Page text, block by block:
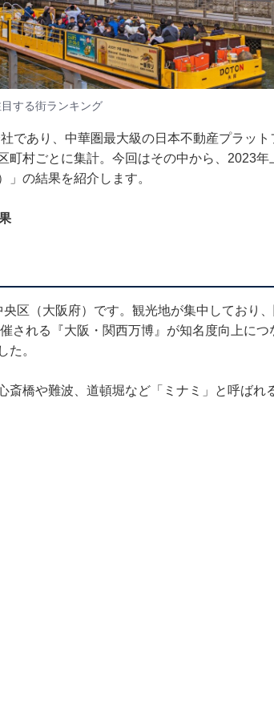
する街ランキング
であり、中華圏最大級の日本不動産プラッ
町村ごとに集計。今回はその中から、2023
」の結果を紹介します。
区（大阪府）です。観光地が集中しており
される『大阪・関西万博』が知名度向上に
た。
斎橋や難波、道頓堀など「ミナミ」と呼ばれ